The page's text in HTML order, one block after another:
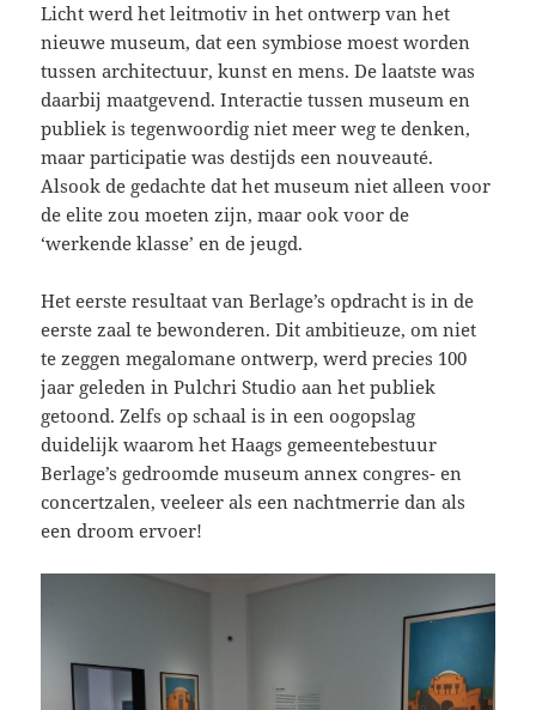
Licht werd het leitmotiv in het ontwerp van het
nieuwe museum, dat een symbiose moest worden
tussen architectuur, kunst en mens. De laatste was
daarbij maatgevend. Interactie tussen museum en
publiek is tegenwoordig niet meer weg te denken,
maar participatie was destijds een nouveauté.
Alsook de gedachte dat het museum niet alleen voor
de elite zou moeten zijn, maar ook voor de
‘werkende klasse’ en de jeugd.
Het eerste resultaat van Berlage’s opdracht is in de
eerste zaal te bewonderen. Dit ambitieuze, om niet
te zeggen megalomane ontwerp, werd precies 100
jaar geleden in Pulchri Studio aan het publiek
getoond. Zelfs op schaal is in een oogopslag
duidelijk waarom het Haags gemeentebestuur
Berlage’s gedroomde museum annex congres- en
concertzalen, veeleer als een nachtmerrie dan als
een droom ervoer!